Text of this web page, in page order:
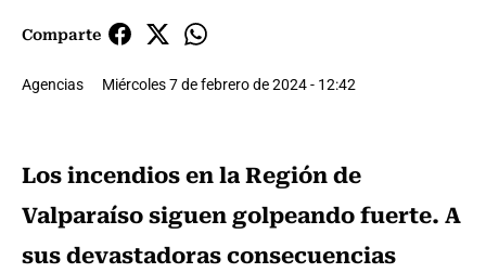
Comparte
Agencias Miércoles 7 de febrero de 2024 - 12:42
Los incendios en la Región de
Valparaíso siguen golpeando fuerte. A
sus devastadoras consecuencias